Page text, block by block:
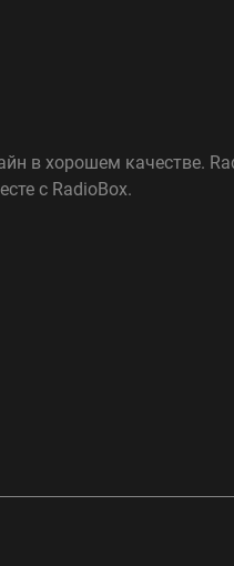
в хорошем качестве.
с RadioBox.